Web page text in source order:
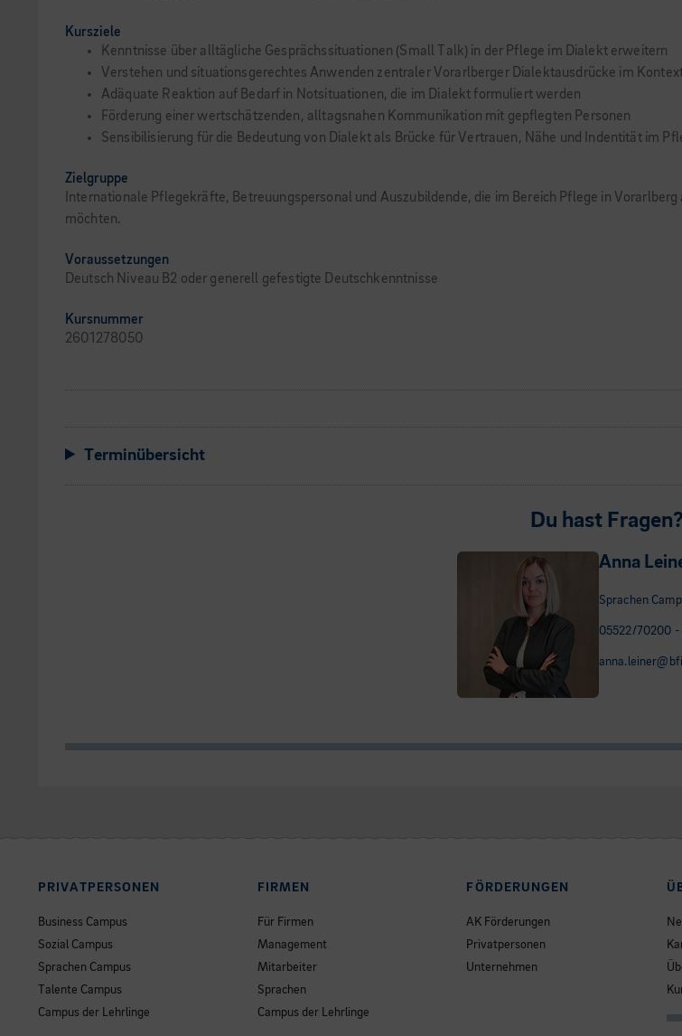
Kursziele
Kenntnisse über alltägliche Gesprächssituationen (Small Talk) in der Pflege im Dialekt erweitern
Verstehen und situationsgerechtes Anwenden zentraler Vorarlberger Dialektausdrücke im
Adäquate Reaktion auf Bedarf in Notsituationen, die im Dialekt formuliert werden
Förderung einer wertschätzenden, alltagsnahen Kommunikation mit gepflegten Personen
Sensibilisierung für die Bedeutung von Dialekt als Brücke für Vertrauen, Nähe und Indentität im
Zielgruppe
Internationale Pflegekräfte, Betreuungspersonal und Auszubildende, die im Bereich Pflege in
möchten.
Voraussetzungen
Deutsch Niveau B2 oder generell gefestigte Deutschkenntnisse
Kursnummer
2601278050
Terminübersicht
Du hast Fragen?
Anna
Sprachen
05522/70200 -
PRIVATPERSONEN
Business Campus
Sozial Campus
Sprachen Campus
Talente Campus
Campus der Lehrlinge
FIRMEN
Für Firmen
Management
Mitarbeiter
Sprachen
Campus der Lehrlinge
FÖRDERUNGEN
AK Förderungen
Privatpersonen
Unternehmen